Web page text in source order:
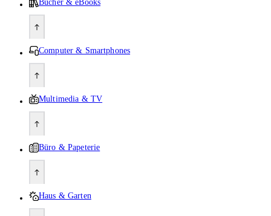
Bücher & eBooks
Computer & Smartphones
Multimedia & TV
Büro & Papeterie
Haus & Garten